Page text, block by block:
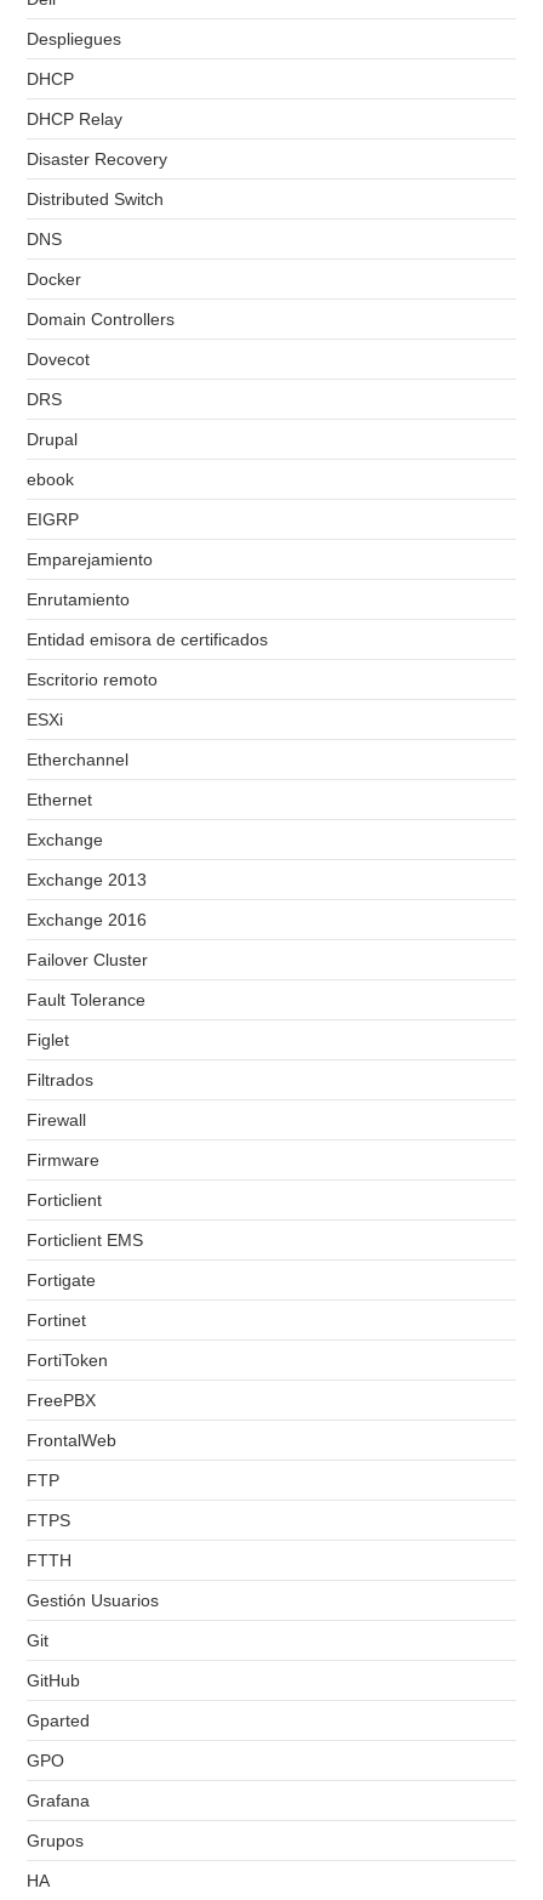
Despliegues
DHCP
DHCP Relay
Disaster Recovery
Distributed Switch
DNS
Docker
Domain Controllers
Dovecot
DRS
Drupal
ebook
EIGRP
Emparejamiento
Enrutamiento
Entidad emisora de certificados
Escritorio remoto
ESXi
Etherchannel
Ethernet
Exchange
Exchange 2013
Exchange 2016
Failover Cluster
Fault Tolerance
Figlet
Filtrados
Firewall
Firmware
Forticlient
Forticlient EMS
Fortigate
Fortinet
FortiToken
FreePBX
FrontalWeb
FTP
FTPS
FTTH
Gestión Usuarios
Git
GitHub
Gparted
GPO
Grafana
Grupos
HA